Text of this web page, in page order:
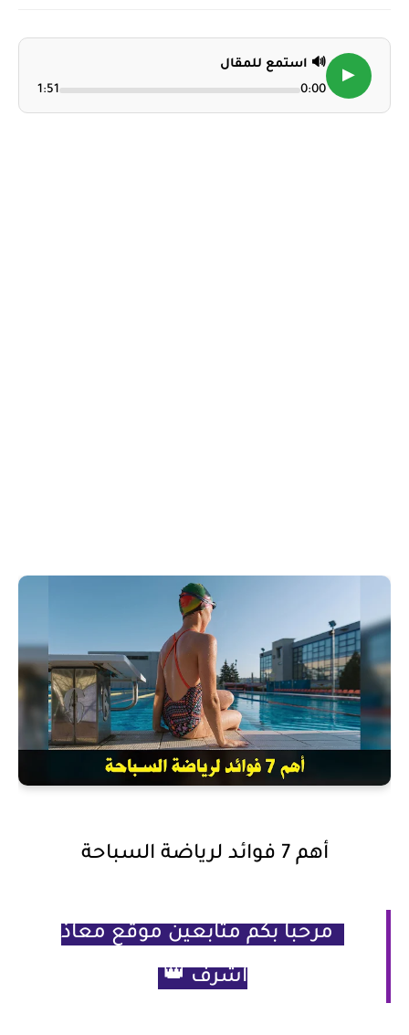
▶
🔊 استمع للمقال
0:00
1:51
أهم 7 فوائد لرياضة السباحة
مرحبا بكم متابعين موقع معاذ
اشرف 👑